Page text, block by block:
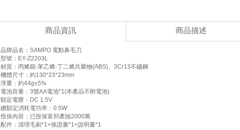
商品資訊 商品描述
品牌品名：SAMPO 電動鼻毛刀
型號：EY-Z2203L
材質：丙烯腈-苯乙烯-丁二烯共聚物(ABS)、3Cr13不鏽鋼
機體尺寸：約130*23*23mm
淨重：約44g±5%
電池容量：3號AA電池*1(本產品不附電池)
額定電壓：DC 1.5V
總額定消耗電功率：0.5W
投保內容：已投保富邦產險2000萬
配件：清理毛刷*1+保證書*1+說明書*1